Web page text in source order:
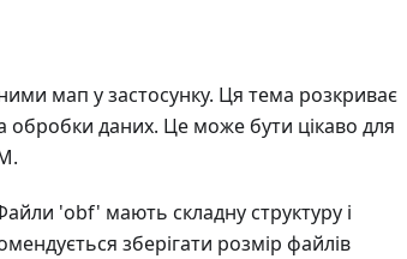
мап у застосунку. Ця тема розкриває
обробки даних. Це може бути цікаво для
'obf' мають складну структуру і
зберігати розмір файлів